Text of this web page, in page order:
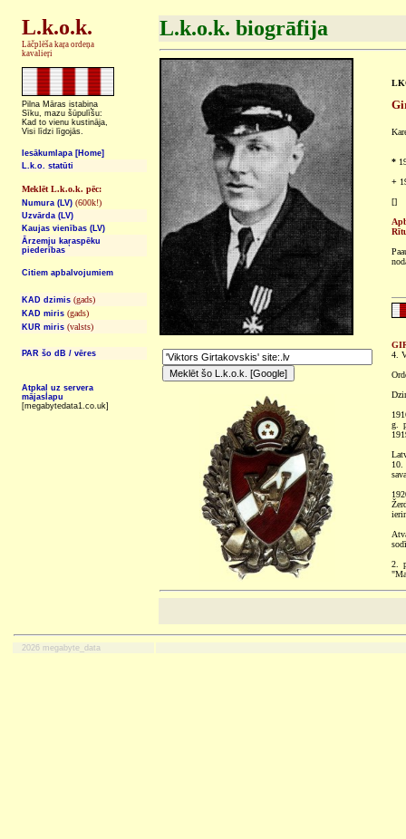
L.k.o.k.
Lāčplēša kaŗa ordeņa
kavalieŗi
Pilna Māras istabiņa
Sīku, mazu šūpulīšu:
Kad to vienu kustināja,
Visi līdzi līgojās.
Iesākumlapa [Home]
L.k.o. statūti
Meklēt L.k.o.k. pēc:
Numura (LV) (600k!)
Uzvārda (LV)
Kaujas vienības (LV)
Ārzemju kaŗaspēku
piederības
Citiem apbalvojumiem
KAD dzimis (gads)
KAD miris (gads)
KUR miris (valsts)
PAR šo dB / vēres
Atpkaļ uz servera
mājaslapu
[megabytedata1.co.uk]
L.k.o.k. biogrāfija
*
+
[]
4.
g.
10.
2.
2026 megabyte_data